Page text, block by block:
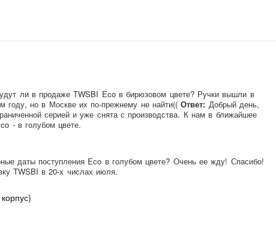
ли в продаже TWSBI Eco в бирюзовом цвете? Ручки вышли в
году, но в Москве их по-прежнему не найти((Ответ: Добрый день,
серией и уже снята с производства. К нам в ближайшее
- в голубом цвете.
даты поступления Eco в голубом цвете? Очень ее жду! Спасибо!
TWSBI в 20-х числах июля.